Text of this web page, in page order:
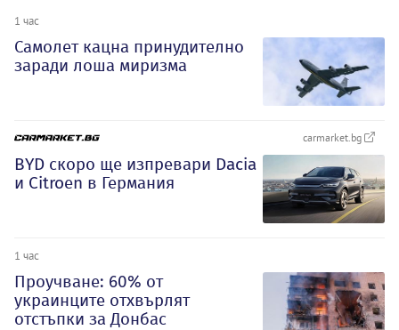
1 час
Самолет кацна принудително
заради лоша миризма
carmarket.bg
BYD скоро ще изпревари Dacia
и Citroеn в Германия
1 час
Проучване: 60% от
украинците отхвърлят
отстъпки за Донбас